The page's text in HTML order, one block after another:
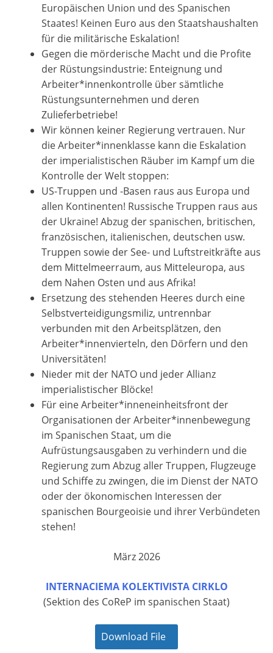
Europäischen Union und des Spanischen
Staates! Keinen Euro aus den Staatshaushalten
für die militärische Eskalation!
Gegen die mörderische Macht und die Profite
der Rüstungsindustrie: Enteignung und
Arbeiter*innenkontrolle über sämtliche
Rüstungsunternehmen und deren
Zulieferbetriebe!
Wir können keiner Regierung vertrauen. Nur
die Arbeiter*innenklasse kann die Eskalation
der imperialistischen Räuber im Kampf um die
Kontrolle der Welt stoppen:
US-Truppen und -Basen raus aus Europa und
allen Kontinenten! Russische Truppen raus aus
der Ukraine! Abzug der spanischen, britischen,
französischen, italienischen, deutschen usw.
Truppen sowie der See- und Luftstreitkräfte aus
dem Mittelmeerraum, aus Mitteleuropa, aus
dem Nahen Osten und aus Afrika!
Ersetzung des stehenden Heeres durch eine
Selbstverteidigungsmiliz, untrennbar
verbunden mit den Arbeitsplätzen, den
Arbeiter*innenvierteln, den Dörfern und den
Universitäten!
Nieder mit der NATO und jeder Allianz
imperialistischer Blöcke!
Für eine Arbeiter*inneneinheitsfront der
Organisationen der Arbeiter*innenbewegung
im Spanischen Staat, um die
Aufrüstungsausgaben zu verhindern und die
Regierung zum Abzug aller Truppen, Flugzeuge
und Schiffe zu zwingen, die im Dienst der NATO
oder der ökonomischen Interessen der
spanischen Bourgeoisie und ihrer Verbündeten
stehen!
März 2026
INTERNACIEMA KOLEKTIVISTA CIRKLO
(Sektion des CoReP im spanischen Staat)
Download File